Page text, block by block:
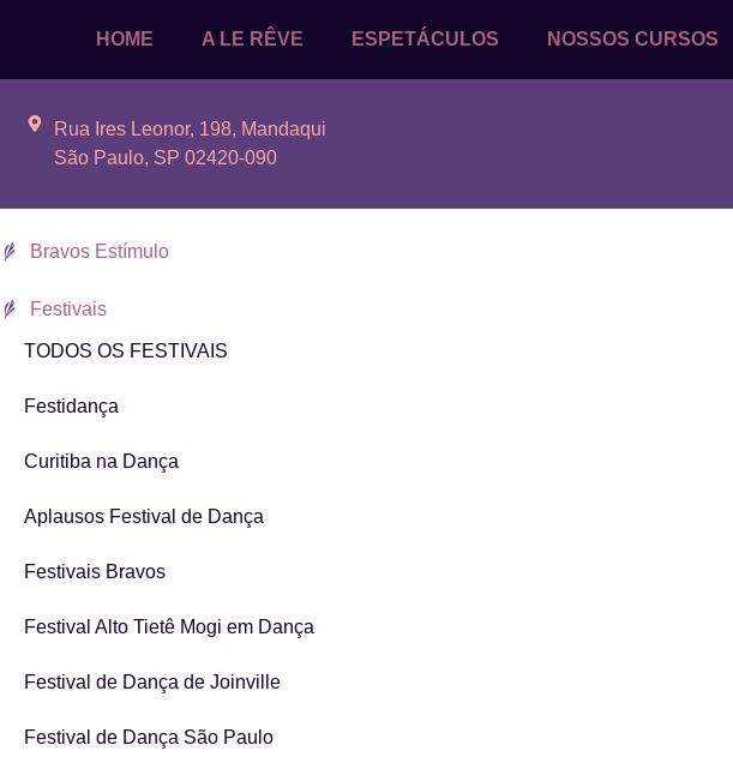
HOME A LE RÊVE ESPETÁCULOS NOSSOS CURSOS
Rua Ires Leonor, 198, Mandaqui
São Paulo, SP 02420-090
Bravos Estímulo
Festivais
TODOS OS FESTIVAIS
Festidança
Curitiba na Dança
Aplausos Festival de Dança
Festivais Bravos
Festival Alto Tietê Mogi em Dança
Festival de Dança de Joinville
Festival de Dança São Paulo